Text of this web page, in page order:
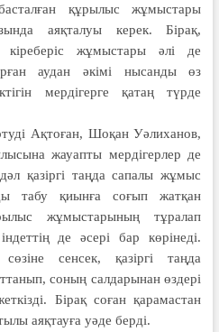
құрылыс жұмыстары
аяқталуы керек. Бірақ,
кіреберіс жұмыстары әлі де
аудан әкімі нысанды өз
мердігерге қатаң түрде
Ақтоған, Шоқан Уәлиханов,
жауапты мердігерлер де
қазіргі таңда сапалы жұмыс
табу қиынға соғып жат­қан
жұмыстарының тұралап
де әсері бар көрінеді.
сенсек, қазіргі таңда
соның салдарынан өздері
Бірақ соған қара­мастан
аяқтауға уәде берді.